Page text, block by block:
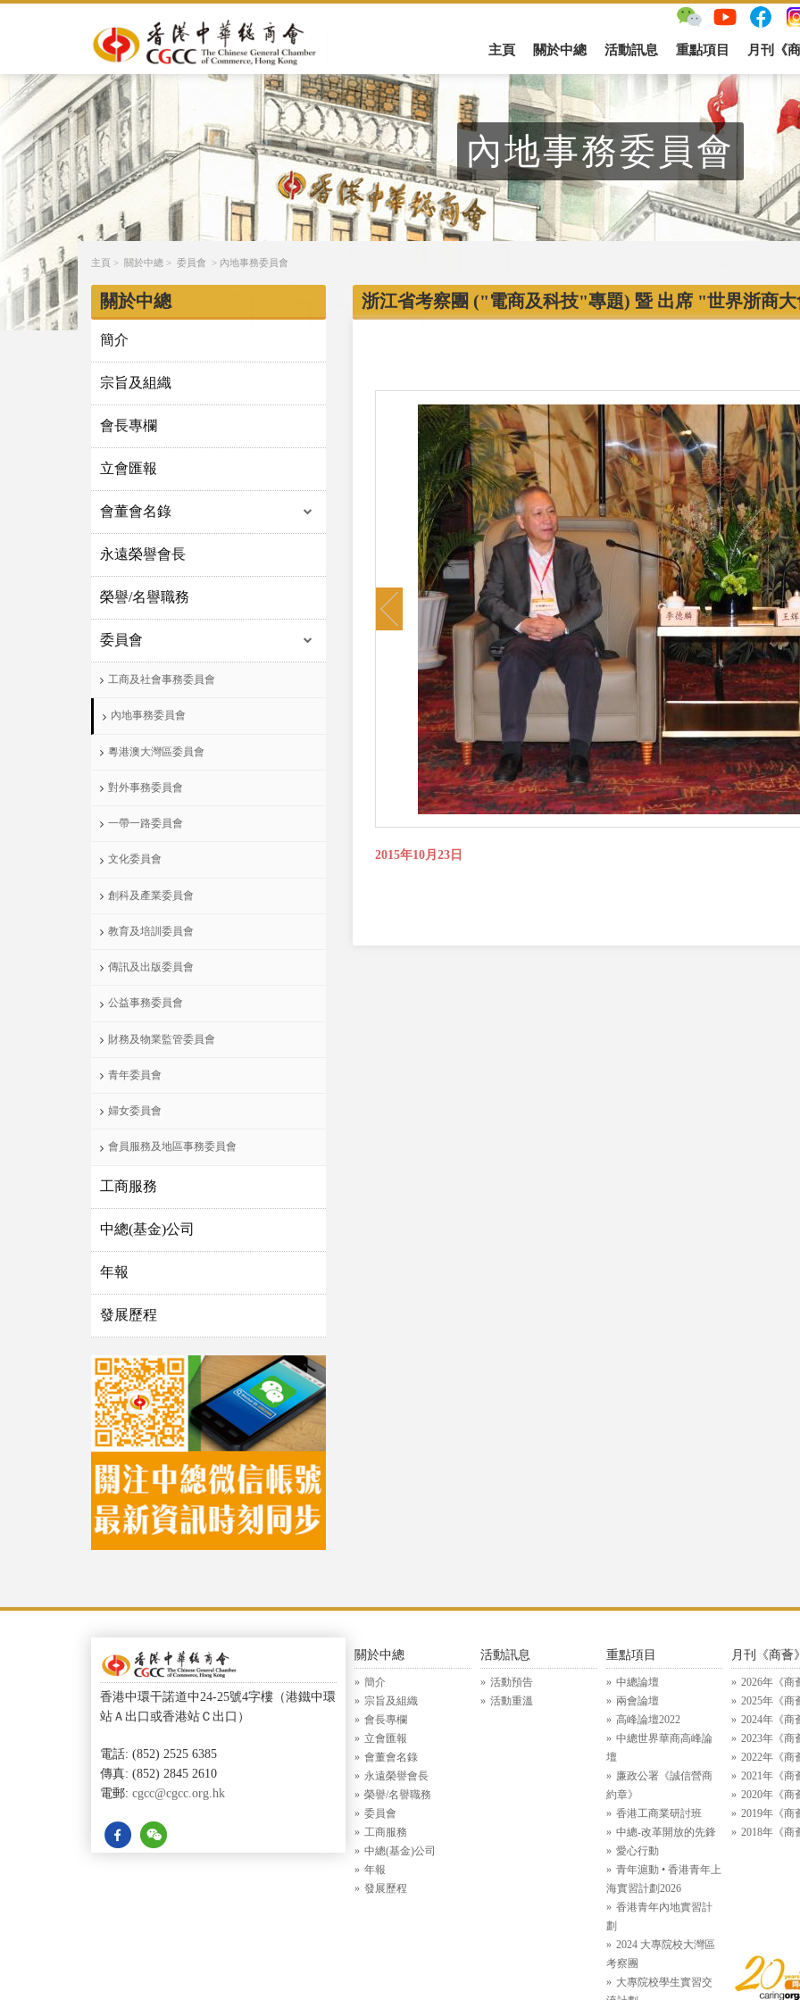
主頁 關於中總 活動訊息 重點項目 月刊《
內地事務委員會
主頁 > 關於中總 > 委員會 > 內地事務委員會
關於中總
簡介
宗旨及組織
會長專欄
立會匯報
會董會名錄
永遠榮譽會長
榮譽/名譽職務
委員會
工商及社會事務委員會
內地事務委員會
粵港澳大灣區委員會
對外事務委員會
一帶一路委員會
文化委員會
創科及產業委員會
教育及培訓委員會
傳訊及出版委員會
公益事務委員會
財務及物業監管委員會
青年委員會
婦女委員會
會員服務及地區事務委員會
工商服務
中總(基金)公司
年報
發展歷程
浙江省考察團 ("電商及科技"專題) 暨 出席 "世界浙商
Previous
2015年10月23日
香港中環干諾道中24-25號4字樓（港鐵中環
站Ａ出口或香港站Ｃ出口）
電話: (852) 2525 6385
傳真: (852) 2845 2610
電郵: cgcc@cgcc.org.hk
關於中總
簡介
宗旨及組織
會長專欄
立會匯報
會董會名錄
永遠榮譽會長
榮譽/名譽職務
委員會
工商服務
中總(基金)公司
年報
發展歷程
活動訊息
活動預告
活動重溫
重點項目
中總論壇
兩會論壇
高峰論壇2022
中總世界華商高峰論
壇
廉政公署《誠信營商
約章》
香港工商業研討班
中總-改革開放的先鋒
愛心行動
青年滬動 • 香港青年上
海實習計劃2026
香港青年內地實習計
劃
2024 大專院校大灣區
考察團
大專院校學生實習交
月刊《商薈
2026年《商
2025年《商
2024年《商
2023年《商
2022年《商
2021年《商
2020年《商
2019年《商
2018年《商